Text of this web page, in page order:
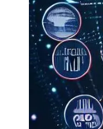
专有云